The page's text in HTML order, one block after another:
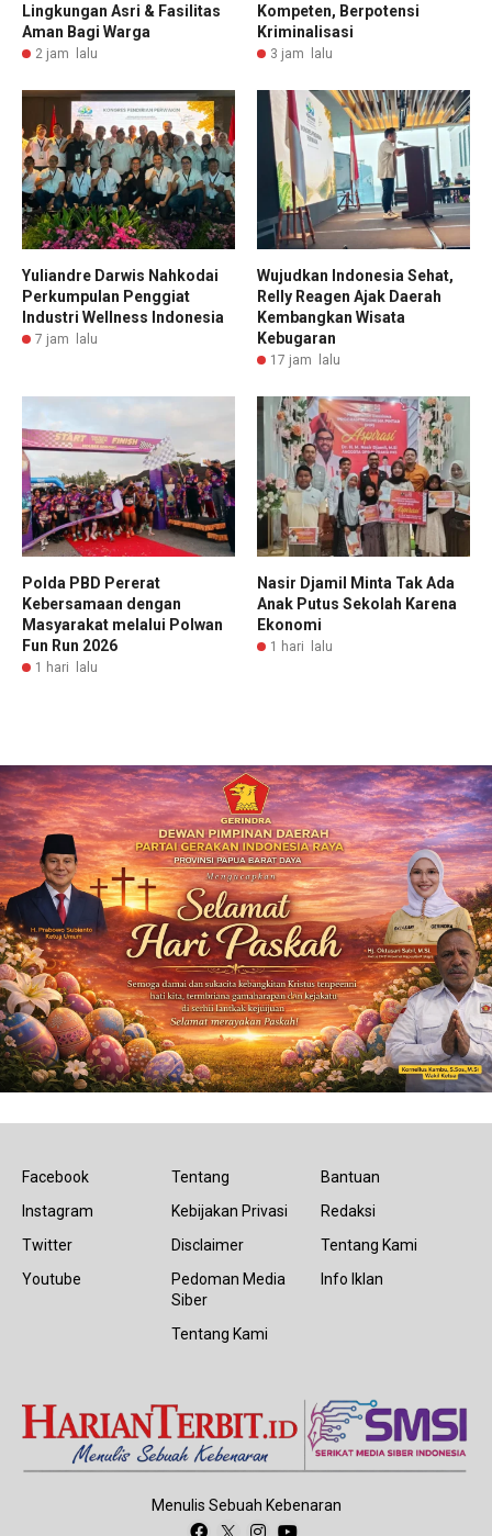
Lingkungan Asri & Fasilitas
Aman Bagi Warga
2 jam lalu
Kompeten, Berpotensi
Kriminalisasi
3 jam lalu
Yuliandre Darwis Nahkodai
Perkumpulan Penggiat
Industri Wellness Indonesia
7 jam lalu
Wujudkan Indonesia Sehat,
Relly Reagen Ajak Daerah
Kembangkan Wisata
Kebugaran
17 jam lalu
Polda PBD Pererat
Kebersamaan dengan
Masyarakat melalui Polwan
Fun Run 2026
1 hari lalu
Nasir Djamil Minta Tak Ada
Anak Putus Sekolah Karena
Ekonomi
1 hari lalu
Facebook
Instagram
Twitter
Youtube
Tentang
Kebijakan Privasi
Disclaimer
Pedoman Media
Siber
Tentang Kami
Bantuan
Redaksi
Tentang Kami
Info Iklan
Menulis Sebuah Kebenaran